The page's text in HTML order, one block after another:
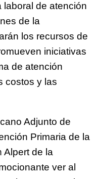
laboral de atención
de la
los recursos de
iniciativas
de atención
costos y las
Adjunto de
Primaria de la
Alpert de la
ver al